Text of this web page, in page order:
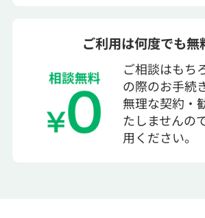
ご相談はもち
の際のお手続
無理な契約・
たしませんの
用ください。
ご利用は何度でも無